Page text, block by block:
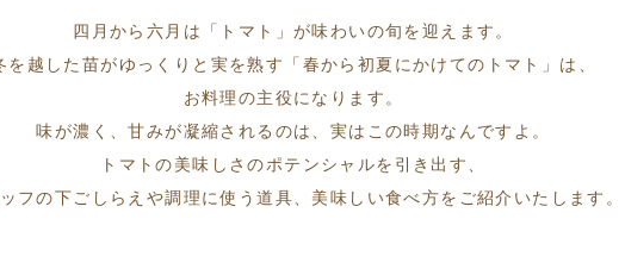
四月から六月は「トマト」が味わいの旬を迎えます。
を越した苗がゆっくりと実を熟す「春から初夏にかけてのトマト」は、
お料理の主役になります。
味が濃く、甘みが凝縮されるのは、実はこの時期なんですよ。
トマトの美味しさのポテンシャルを引き出す、
フの下ごしらえや調理に使う道具、美味しい食べ方をご紹介いたします。